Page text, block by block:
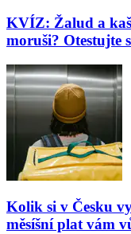
KVÍZ: Žalud a
moruši? Otestujte
Kolik si v Česku
měsíšní plat vám